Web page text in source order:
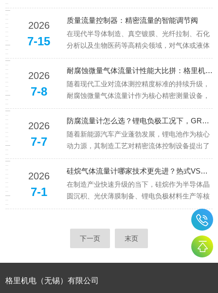
能源管理的基础。质量流量计是一种直接测量流
体质量流量的仪表，与传统的体积流量计（如涡
轮流量计、涡街流量计）不同，它不需要测量温
度和压力进行人工补偿，即可直接获...
2026
7-15
质量流量控制器：精密流量的智能调节阀
在现代半导体制造、真空镀膜、光纤拉制、石化
分析以及生物医药等高精尖领域，对气体或液体
流量的控制精度要求达到了毫升级甚至微升级。
质量流量控制器（MFC）作为一种集流量测量、
显示与控制于一体的高精度自动化仪表，能够直
接测量并控制流体的质量流量（...
2026
7-8
耐腐蚀微量气体流量计性能大比拼：格里机电精度高、稳定性好、技术更硬
随着现代工业对流体测控精度标准的持续升级，
耐腐蚀微量气体流量计作为核心精密测量设备，
在半导体制造、锂电负极产线、制药化工及核工
业等领域的应用价值日益凸显。在国内制造业国
产替代的大趋势下，市场对高精度、高稳定性流
量计的需求快速攀升。据行业数据...
2026
7-7
防腐流量计怎么选？锂电负极工况下，GRYLLS 和其他品牌比怎么样？
随着新能源汽车产业蓬勃发展，锂电池作为核心
动力源，其制造工艺对精密流体控制设备提出了
更高要求。在锂电负极材料生产过程中，腐蚀性
介质的流量测量与控制是影响产品质量和生产效
率的关键环节。行业数据显示，中国锂电池市场
规模持续扩大，预计2025年全...
2026
7-1
硅烷气体流量计哪家技术更先进？热式VS耐腐蚀设计，国产厂家能否打破进口垄断？
在制造产业快速升级的当下，硅烷作为半导体晶
圆沉积、光伏薄膜制备、锂电负极材料生产等核
心工艺中的关键特种气体，其输送与反应过程的
流量精准控制，直接决定了产品良率、生产效率
与作业安全。由于硅烷兼具易燃易爆性与工艺适
配的耐腐蚀需求，行业对硅烷气体...
下一页 末页
格里机电（无锡）有限公司